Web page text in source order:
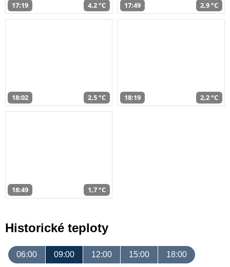
17:19 4,2 °C 17:49 2,9 °C
18:02 2,5 °C 18:19 2,2 °C
18:49 1,7 °C
Historické teploty
06:00 09:00 12:00 15:00 18:00